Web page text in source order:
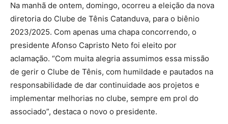
Na manhã de ontem, domingo, ocorreu a eleição da nova
diretoria do Clube de Tênis Catanduva, para o biênio
2023/2025. Com apenas uma chapa concorrendo, o
presidente Afonso Capristo Neto foi eleito por
aclamação. “Com muita alegria assumimos essa missão
de gerir o Clube de Tênis, com humildade e pautados na
responsabilidade de dar continuidade aos projetos e
implementar melhorias no clube, sempre em prol do
associado”, destaca o novo o presidente.